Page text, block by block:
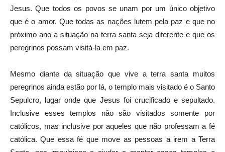
Jesus. Que todos os povos se unam por um único objetivo
que é o amor. Que todas as nações lutem pela paz e que no
próximo ano a situação na terra santa seja diferente e que os
peregrinos possam visitá-la em paz.
Mesmo diante da situação que vive a terra santa muitos
peregrinos ainda estão por lá, o templo mais visitado é o Santo
Sepulcro, lugar onde que Jesus foi crucificado e sepultado.
Inclusive esses templos não são visitados somente por
católicos, mas inclusive por aqueles que não professam a fé
católica. Que essa fé que move as pessoas a irem a Terra